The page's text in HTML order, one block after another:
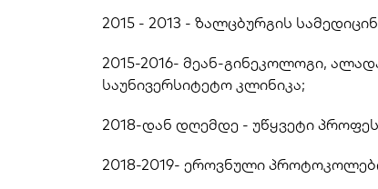
2015 - 2013 - ზალცბურგის
2015-2016- მეან-გინეკოლოგი,
საუნივერსიტეტო კლინიკა;
2018-დან დღემდე - უწყვეტი
2018-2019- ეროვნული